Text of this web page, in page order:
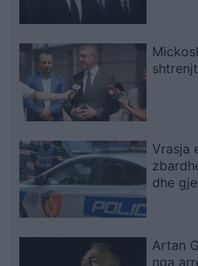
Vrasja
dhe
Artan
nga